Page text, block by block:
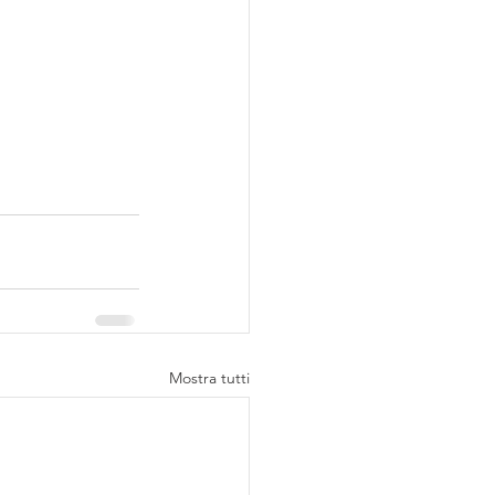
Mostra tutti